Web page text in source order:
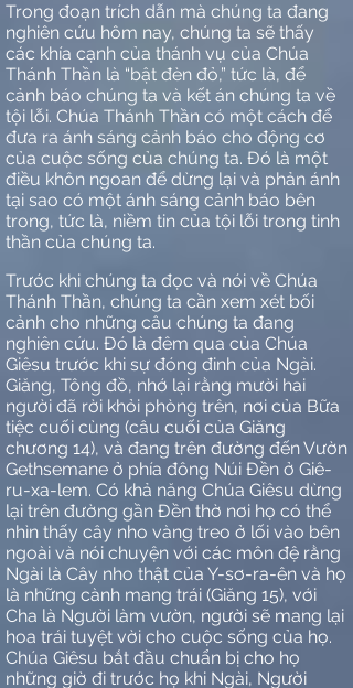
Trong đoạn trích dẫn mà chúng ta đang
nghiên cứu hôm nay, chúng ta sẽ thấy
các khía cạnh của thánh vụ của Chúa
Thánh Thần là “bật đèn đỏ,” tức là, để
cảnh báo chúng ta và kết án chúng ta về
tội lỗi. Chúa Thánh Thần có một cách để
đưa ra ánh sáng cảnh báo cho động cơ
của cuộc sống của chúng ta. Đó là một
điều khôn ngoan để dừng lại và phản ánh
tại sao có một ánh sáng cảnh báo bên
trong, tức là, niềm tin của tội lỗi trong tinh
thần của chúng ta.
Trước khi chúng ta đọc và nói về Chúa
Thánh Thần, chúng ta cần xem xét bối
cảnh cho những câu chúng ta đang
nghiên cứu. Đó là đêm qua của Chúa
Giêsu trước khi sự đóng đinh của Ngài.
Giăng, Tông đồ, nhớ lại rằng mười hai
người đã rời khỏi phòng trên, nơi của Bữa
tiệc cuối cùng (câu cuối của Giăng
chương 14), và đang trên đường đến Vườn
Gethsemane ở phía đông Núi Đền ở Giê-
ru-xa-lem. Có khả năng Chúa Giêsu dừng
lại trên đường gần Đền thờ nơi họ có thể
nhìn thấy cây nho vàng treo ở lối vào bên
ngoài và nói chuyện với các môn đệ rằng
Ngài là Cây nho thật của Y-sơ-ra-ên và họ
là những cành mang trái (Giăng 15), với
Cha là Người làm vườn, người sẽ mang lại
hoa trái tuyệt vời cho cuộc sống của họ.
Chúa Giêsu bắt đầu chuẩn bị cho họ
những giờ đi trước họ khi Ngài, Người